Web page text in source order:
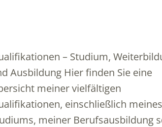
– Studium,
Ausbildung Hier finden Sie eine
meiner vielfältigen
einschließlich meines
meiner Berufsausbildung